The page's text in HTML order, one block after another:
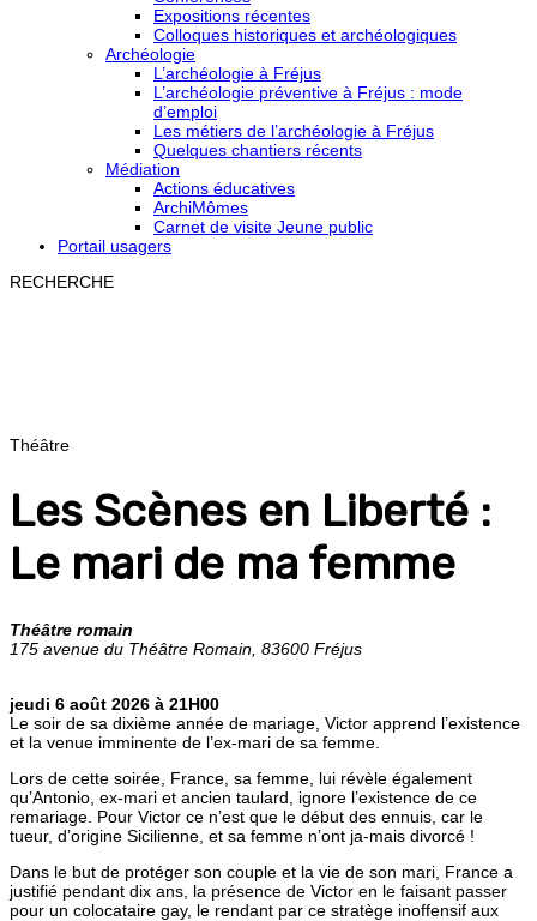
Expositions récentes
Colloques historiques et archéologiques
Archéologie
L’archéologie à Fréjus
L’archéologie préventive à Fréjus : mode
d’emploi
Les métiers de l’archéologie à Fréjus
Quelques chantiers récents
Médiation
Actions éducatives
ArchiMômes
Carnet de visite Jeune public
Portail usagers
RECHERCHE
Théâtre
Les Scènes en Liberté :
Le mari de ma femme
Théâtre romain
175 avenue du Théâtre Romain, 83600 Fréjus
jeudi 6 août 2026 à 21H00
Le soir de sa dixième année de mariage, Victor apprend l’existence
et la venue imminente de l’ex-mari de sa femme.
Lors de cette soirée, France, sa femme, lui révèle également
qu’Antonio, ex-mari et ancien taulard, ignore l’existence de ce
remariage. Pour Victor ce n’est que le début des ennuis, car le
tueur, d’origine Sicilienne, et sa femme n’ont ja-mais divorcé !
Dans le but de protéger son couple et la vie de son mari, France a
justifié pendant dix ans, la présence de Victor en le faisant passer
pour un colocataire gay, le rendant par ce stratège inoffensif aux